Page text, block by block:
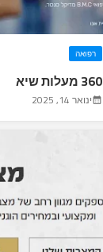
רפואה
360 מעלות שיא
ינואר 14, 2025